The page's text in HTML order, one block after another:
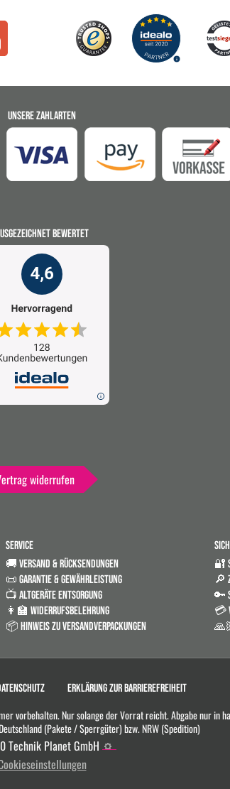
UNSERE ZAHLARTEN
BEWERTET
widerrufen
SERVICE
🚚 VERSAND & RÜCKSENDUNGEN
📜 GARANTIE & GEWÄHRLEISTUNG
📺 ALTGERÄTE ENTSORGUNG
👩‍🏫 WIDERRUFSBELEHRUNG
📦 HINWEIS ZU VERSANDVERPACKUNGEN
🔐
🔎
🔑
💳
ERKLÄRUNG ZUR BARRIEREFREIHEIT
vorbehalten. Nur solange der Vorrat reicht. Abgabe nur in
(Pakete / Sperrgüter) bzw. NRW (Spedition)
Planet GmbH